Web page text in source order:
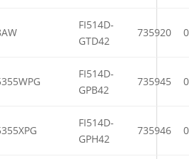
FI514D-
GTD42
735920
FI514D-
GPB42
735945
FI514D-
GPH42
735946